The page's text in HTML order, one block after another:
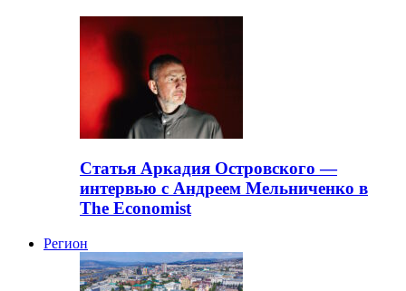
Статья Аркадия Островского —
интервью с Андреем Мельниченко в
The Economist
Регион